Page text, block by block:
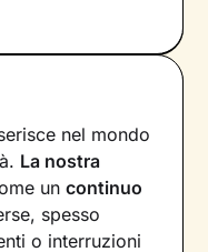
nel mondo
La nostra
uncontinuo
spesso
o interruzioni